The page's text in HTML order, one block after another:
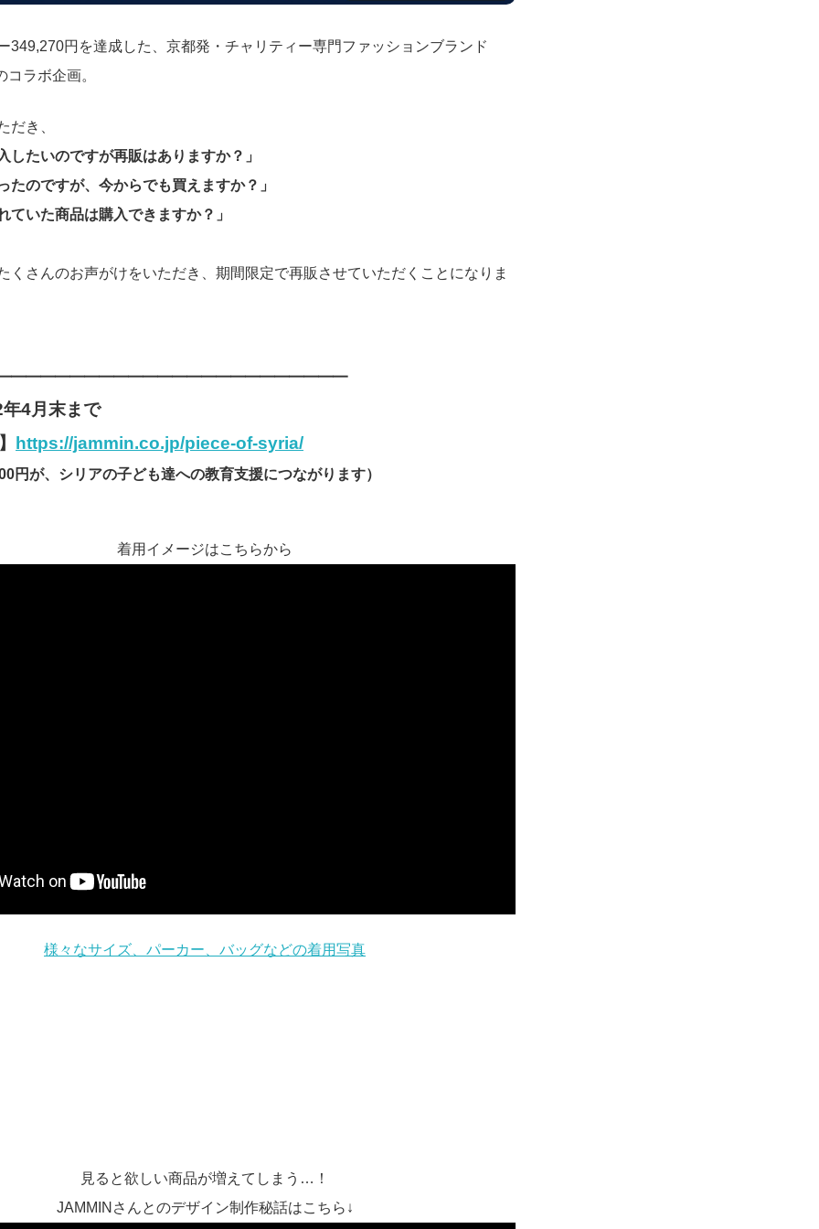
349,270円を達成した、京都発・チャリティー専門ファッションブランド
ラボ企画。
だき、
したいのですが再販はありますか？」
たのですが、今からでも買えますか？」
ていた商品は購入できますか？」
くさんのお声がけをいただき、期間限定で再販させていただくことになりま
4月末まで
https://jammin.co.jp/piece-of-syria/
円が、シリアの子ども達への教育支援につながります）
着用イメージはこちらから
様々なサイズ、パーカー、バッグなどの着用写真
見ると欲しい商品が増えてしまう…！
JAMMINさんとのデザイン制作秘話はこちら↓